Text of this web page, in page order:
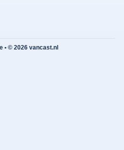
• © 2026 vancast.nl